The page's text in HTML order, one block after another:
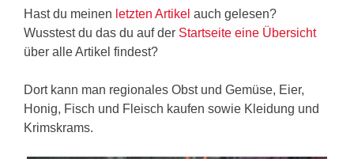
Hast du meinen letzten Artikel auch gelesen?
Wusstest du das du auf der Startseite eine Übersicht
über alle Artikel findest?
Dort kann man regionales Obst und Gemüse, Eier,
Honig, Fisch und Fleisch kaufen sowie Kleidung und
Krimskrams.